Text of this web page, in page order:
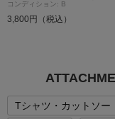
コンディション: B
3,800円（税込）
Tシャツ・カットソー